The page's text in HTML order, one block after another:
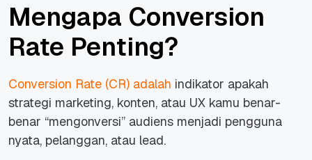
Mengapa Conversion
Rate Penting?
Conversion Rate (CR) adalah indikator apakah
strategi marketing, konten, atau UX kamu benar-
benar “mengonversi” audiens menjadi pengguna
nyata, pelanggan, atau lead.